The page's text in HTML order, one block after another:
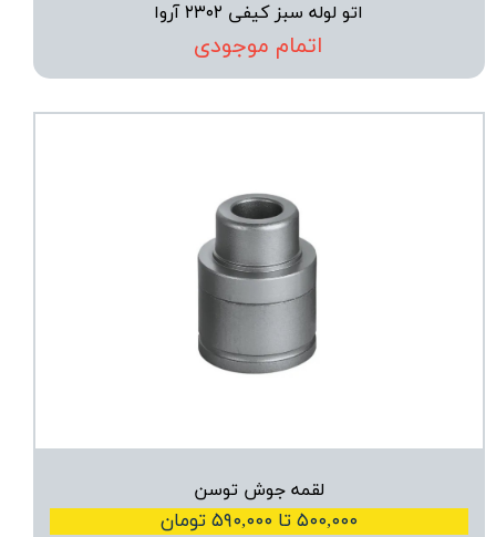
اتو لوله سبز کیفی ۲۳۰۲ آروا
اتمام موجودی
لقمه جوش توسن
۵۰۰,۰۰۰ تا ۵۹۰,۰۰۰ تومان